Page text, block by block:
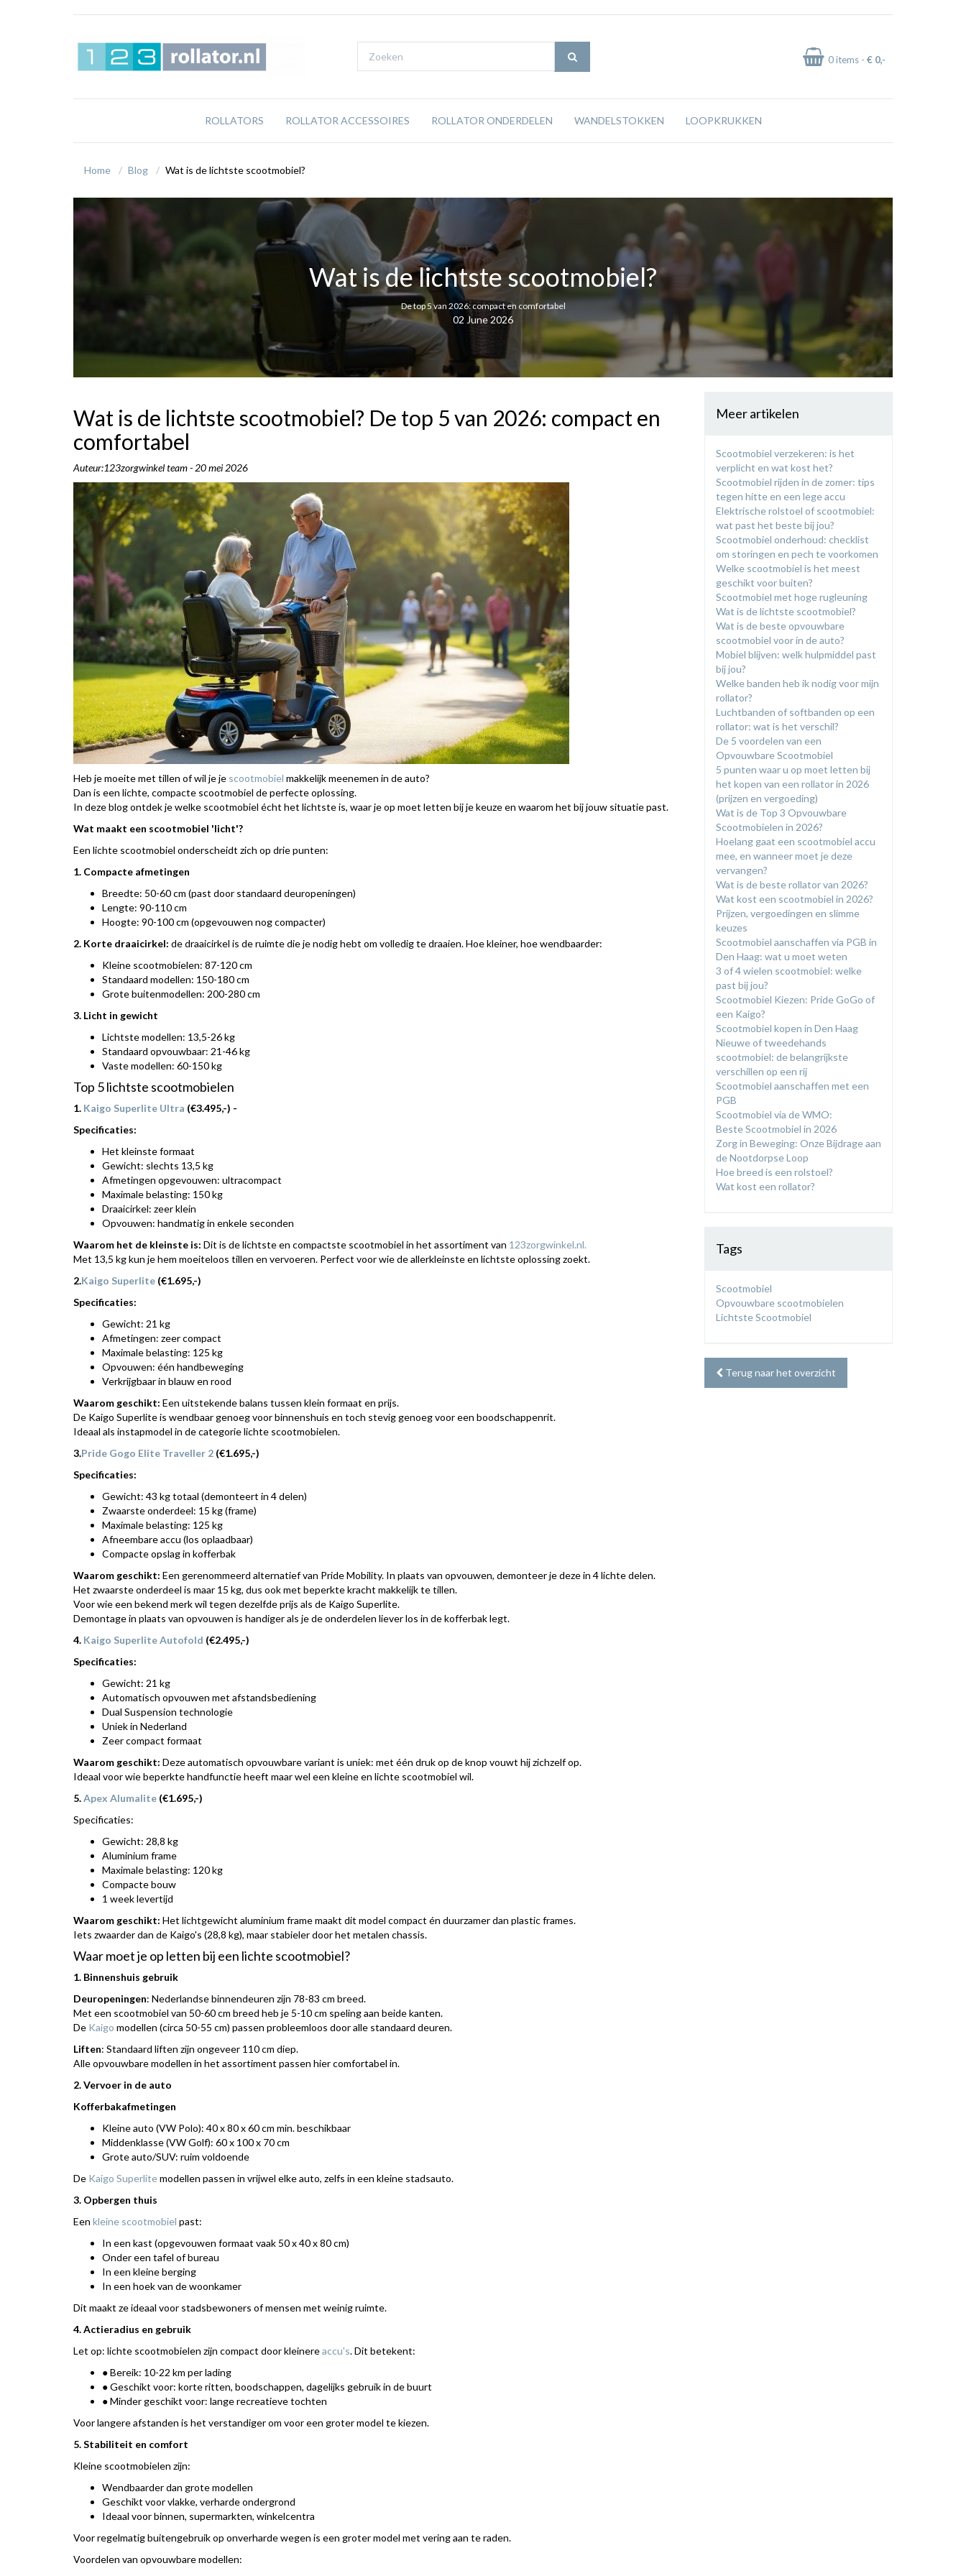
0items - € 0,-
ROLLATORS ROLLATOR ACCESSOIRES ROLLATOR ONDERDELEN WANDELSTOKKEN LOOPKRUKKEN
Home Blog ​Wat is de lichtste scootmobiel?
​Wat is de lichtste scootmobiel?
De top 5 van 2026: compact en comfortabel
02 June 2026
Wat is de lichtste scootmobiel? De top 5 van 2026: compact en
comfortabel
Auteur:123zorgwinkel team - 20 mei 2026
Heb je moeite met tillen of wil je je scootmobiel makkelijk meenemen in de auto?
Dan is een lichte, compacte scootmobiel de perfecte oplossing.
In deze blog ontdek je welke scootmobiel écht het lichtste is, waar je op moet letten bij je keuze en waarom het bij jouw situatie past.
Wat maakt een scootmobiel 'licht'?
Een lichte scootmobiel onderscheidt zich op drie punten:
1. Compacte afmetingen
Breedte: 50-60 cm (past door standaard deuropeningen)
Lengte: 90-110 cm
Hoogte: 90-100 cm (opgevouwen nog compacter)
2. Korte draaicirkel: de draaicirkel is de ruimte die je nodig hebt om volledig te draaien. Hoe kleiner, hoe wendbaarder:
Kleine scootmobielen: 87-120 cm
Standaard modellen: 150-180 cm
Grote buitenmodellen: 200-280 cm
3. Licht in gewicht
Lichtste modellen: 13,5-26 kg
Standaard opvouwbaar: 21-46 kg
Vaste modellen: 60-150 kg
Top 5 lichtste scootmobielen
1. Kaigo Superlite Ultra (€3.495,-) -
Specificaties:
Het kleinste formaat
Gewicht: slechts 13,5 kg
Afmetingen opgevouwen: ultracompact
Maximale belasting: 150 kg
Draaicirkel: zeer klein
Opvouwen: handmatig in enkele seconden
Waarom het de kleinste is: Dit is de lichtste en compactste scootmobiel in het assortiment van 123zorgwinkel.nl.
Met 13,5 kg kun je hem moeiteloos tillen en vervoeren. Perfect voor wie de allerkleinste en lichtste oplossing zoekt.
2.Kaigo Superlite (€1.695,-)
Specificaties:
Gewicht: 21 kg
Afmetingen: zeer compact
Maximale belasting: 125 kg
Opvouwen: één handbeweging
Verkrijgbaar in blauw en rood
Waarom geschikt: Een uitstekende balans tussen klein formaat en prijs.
De Kaigo Superlite is wendbaar genoeg voor binnenshuis en toch stevig genoeg voor een boodschappenrit.
Ideaal als instapmodel in de categorie lichte scootmobielen.
3.Pride Gogo Elite Traveller 2 (€1.695,-)
Specificaties:
Gewicht: 43 kg totaal (demonteert in 4 delen)
Zwaarste onderdeel: 15 kg (frame)
Maximale belasting: 125 kg
Afneembare accu (los oplaadbaar)
Compacte opslag in kofferbak
Waarom geschikt: Een gerenommeerd alternatief van Pride Mobility. In plaats van opvouwen, demonteer je deze in 4 lichte delen.
Het zwaarste onderdeel is maar 15 kg, dus ook met beperkte kracht makkelijk te tillen.
Voor wie een bekend merk wil tegen dezelfde prijs als de Kaigo Superlite.
Demontage in plaats van opvouwen is handiger als je de onderdelen liever los in de kofferbak legt.
4. Kaigo Superlite Autofold (€2.495,-)
Specificaties:
Gewicht: 21 kg
Automatisch opvouwen met afstandsbediening
Dual Suspension technologie
Uniek in Nederland
Zeer compact formaat
Waarom geschikt: Deze automatisch opvouwbare variant is uniek: met één druk op de knop vouwt hij zichzelf op.
Ideaal voor wie beperkte handfunctie heeft maar wel een kleine en lichte scootmobiel wil.
5.Apex Alumalite (€1.695,-)
Specificaties:
Gewicht: 28,8 kg
Aluminium frame
Maximale belasting: 120 kg
Compacte bouw
1 week levertijd
Waarom geschikt: Het lichtgewicht aluminium frame maakt dit model compact én duurzamer dan plastic frames.
Iets zwaarder dan de Kaigo's (28,8 kg), maar stabieler door het metalen chassis.
Waar moet je op letten bij een lichte scootmobiel?
1. Binnenshuis gebruik
Deuropeningen: Nederlandse binnendeuren zijn 78-83 cm breed.
Met een scootmobiel van 50-60 cm breed heb je 5-10 cm speling aan beide kanten.
De Kaigo modellen (circa 50-55 cm) passen probleemloos door alle standaard deuren.
Liften: Standaard liften zijn ongeveer 110 cm diep.
Alle opvouwbare modellen in het assortiment passen hier comfortabel in.
2. Vervoer in de auto
Kofferbakafmetingen
Kleine auto (VW Polo): 40 x 80 x 60 cm min. beschikbaar
Middenklasse (VW Golf): 60 x 100 x 70 cm
Grote auto/SUV: ruim voldoende
De Kaigo Superlitemodellen passen in vrijwel elke auto, zelfs in een kleine stadsauto.
3. Opbergen thuis
Een kleine scootmobiel past:
In een kast (opgevouwen formaat vaak 50 x 40 x 80 cm)
Onder een tafel of bureau
In een kleine berging
In een hoek van de woonkamer
Dit maakt ze ideaal voor stadsbewoners of mensen met weinig ruimte.
4. Actieradius en gebruik
Let op: lichte scootmobielen zijn compact door kleinereaccu's. Dit betekent:
● Bereik: 10-22 km per lading
● Geschikt voor: korte ritten, boodschappen, dagelijks gebruik in de buurt
● Minder geschikt voor: lange recreatieve tochten
Voor langere afstanden is het verstandiger om voor een groter model te kiezen.
5. Stabiliteit en comfort
Kleine scootmobielen zijn:
Wendbaarder dan grote modellen
Geschikt voor vlakke, verharde ondergrond
Ideaal voor binnen, supermarkten, winkelcentra
Voor regelmatig buitengebruik op onverharde wegen is een groter model met vering aan te raden.
Voordelen van opvouwbare modellen:
Meer artikelen
Scootmobiel verzekeren: is het
verplicht en wat kost het?
Scootmobiel rijden in de zomer: tips
tegen hitte en een lege accu
Elektrische rolstoel of scootmobiel:
wat past het beste bij jou?
​Scootmobiel onderhoud: checklist
om storingen en pech te voorkomen
​Welke scootmobiel is het meest
geschikt voor buiten?
​Scootmobiel met hoge rugleuning
​Wat is de lichtste scootmobiel?
Wat is de beste opvouwbare
scootmobiel voor in de auto?
​Mobiel blijven: welk hulpmiddel past
bij jou?
​Welke banden heb ik nodig voor mijn
rollator?
Luchtbanden of softbanden op een
rollator: wat is het verschil?
De 5 voordelen van een
Opvouwbare Scootmobiel
5 punten waar u op moet letten bij
het kopen van een rollator in 2026
(prijzen en vergoeding)
​Wat is de Top 3 Opvouwbare
Scootmobielen in 2026?
Hoelang gaat een scootmobiel accu
mee, en wanneer moet je deze
vervangen?
Wat is de beste rollator van 2026?
Wat kost een scootmobiel in 2026?
Prijzen, vergoedingen en slimme
keuzes
Scootmobiel aanschaffen via PGB in
Den Haag: wat u moet weten
3 of 4 wielen scootmobiel: welke
past bij jou?
​Scootmobiel Kiezen: Pride GoGo of
een Kaigo?
Scootmobiel kopen in Den Haag
​Nieuwe of tweedehands
scootmobiel: de belangrijkste
verschillen op een rij
Scootmobiel aanschaffen met een
PGB
Scootmobiel via de WMO:
Beste Scootmobiel in 2026
Zorg in Beweging: Onze Bijdrage aan
de Nootdorpse Loop
Hoe breed is een rolstoel?
Wat kost een rollator?
Tags
Scootmobiel
Opvouwbare scootmobielen
Lichtste Scootmobiel
Terug naar het overzicht